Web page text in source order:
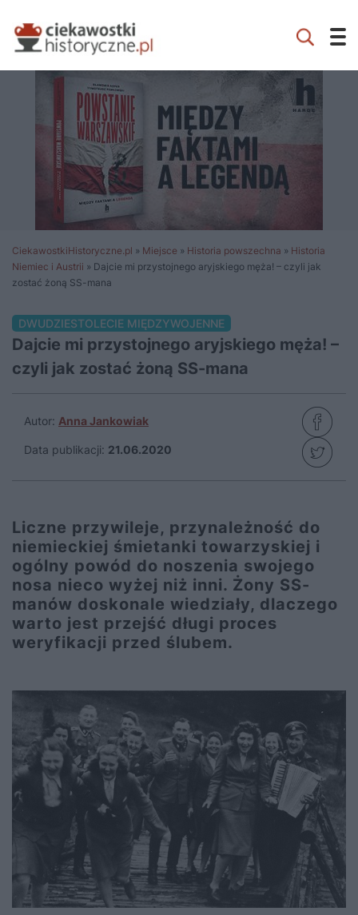
CiekawostkiHistoryczne.pl » Miejsce » Historia powszechna » Historia
Niemiec i Austrii » Dajcie mi przystojnego aryjskiego męża! – czyli jak
zostać żoną SS-mana
DWUDZIESTOLECIE MIĘDZYWOJENNE
Dajcie mi przystojnego aryjskiego męża! –
czyli jak zostać żoną SS-mana
Autor: Anna Jankowiak
Data publikacji: 21.06.2020
Liczne przywileje, przynależność do
niemieckiej śmietanki towarzyskiej i
ogólny powód do noszenia swojego
nosa nieco wyżej niż inni. Żony SS-
manów doskonale wiedziały, dlaczego
warto jest przejść długi proces
weryfikacji przed ślubem.